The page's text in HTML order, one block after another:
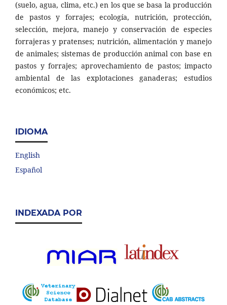
(suelo, agua, clima, etc.) en los que se basa la producción
de pastos y forrajes; ecología, nutrición, protección,
selección, mejora, manejo y conservación de especies
forrajeras y pratenses; nutrición, alimentación y manejo
de animales; sistemas de producción animal con base en
pastos y forrajes; aprovechamiento de pastos; impacto
ambiental de las explotaciones ganaderas; estudios
económicos; etc.
IDIOMA
English
Español
INDEXADA POR